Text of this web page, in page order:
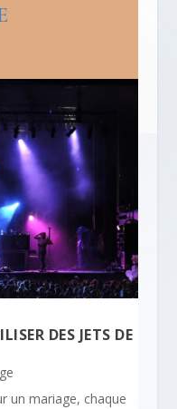
DES JETS DE
un mariage, chaque